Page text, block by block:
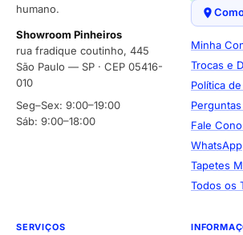
humano.
Showroom Pinheiros
rua fradique coutinho, 445
São Paulo — SP · CEP 05416-
010
Seg–Sex: 9:00–19:00
Sáb: 9:00–18:00
Minha
Trocas e
Política
Fale
WhatsApp
Tapetes
Todos os
SERVIÇOS